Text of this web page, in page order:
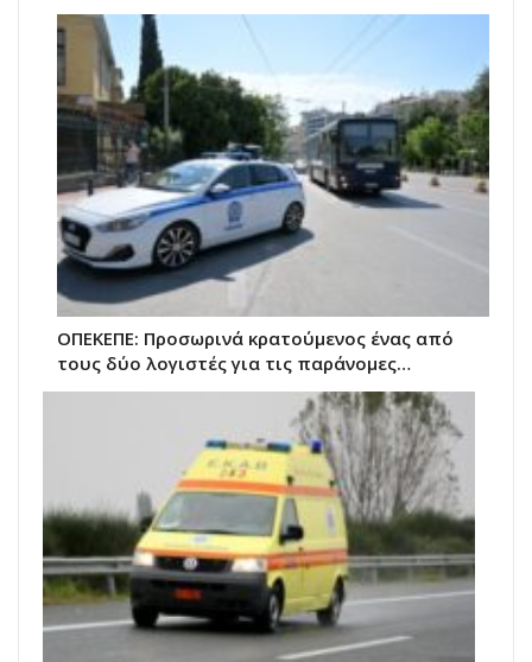
ΟΠΕΚΕΠΕ: Προσωρινά κρατούμενος ένας από
τους δύο λογιστές για τις παράνομες…